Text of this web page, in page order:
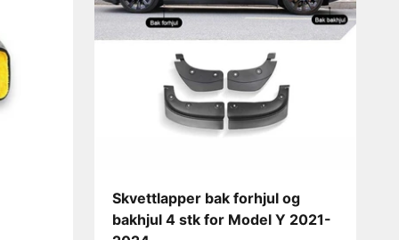
Skvettlapper bak forhjul og
bakhjul 4 stk for Model Y 2021-